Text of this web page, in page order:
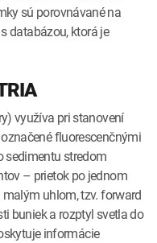
sú porovnávané na
databázou, ktorá je
využíva pri stanovení
fluorescenčnými
sedimentu stredom
– prietok po jednom
uhlom, tzv. forward
buniek a rozptyl svetla do
informácie